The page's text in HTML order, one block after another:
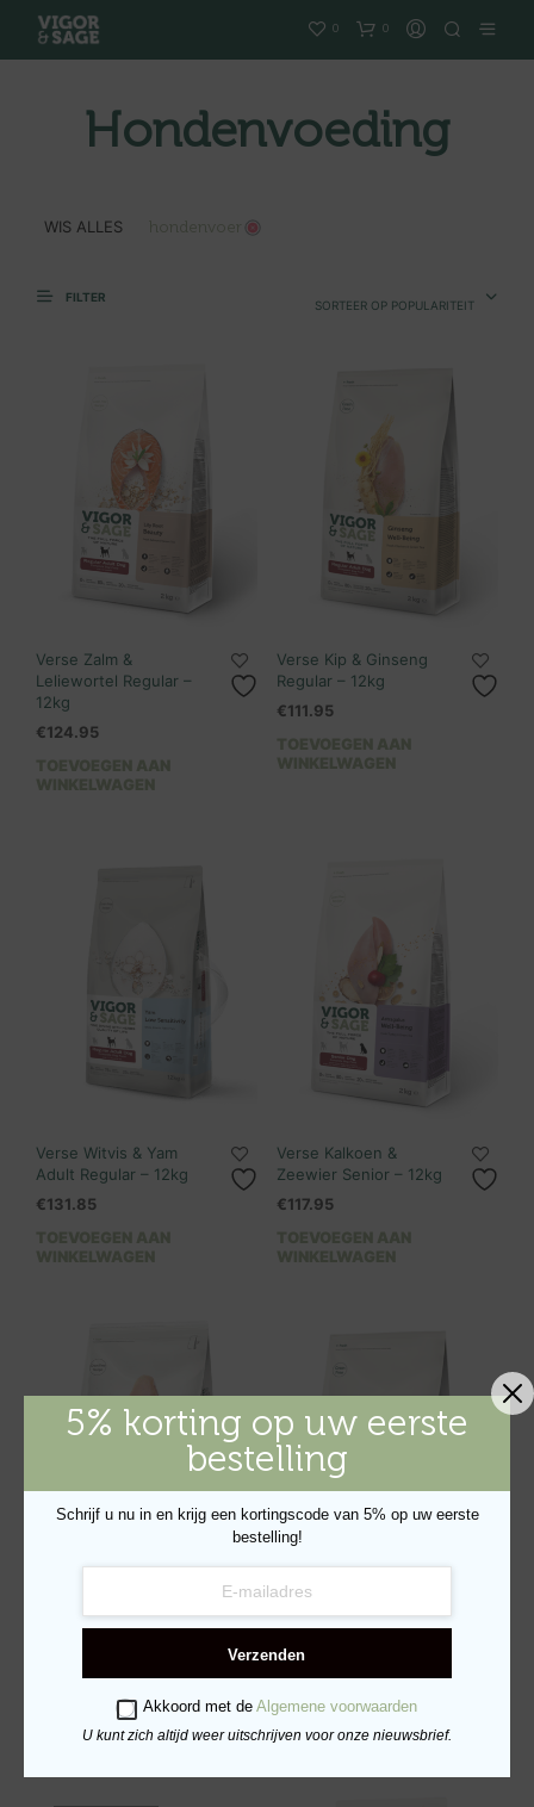
0 0
Hondenvoeding
WIS ALLES hondenvoer
FILTER
SORTEER OP POPULARITEIT
Verse Zalm &
Leliewortel Regular –
12kg
€124.95
TOEVOEGEN AAN
WINKELWAGEN
Verse Kip & Ginseng
Regular – 12kg
€111.95
TOEVOEGEN AAN
WINKELWAGEN
Verse Witvis & Yam
Adult Regular – 12kg
€131.85
TOEVOEGEN AAN
WINKELWAGEN
Verse Kalkoen &
Zeewier Senior – 12kg
€117.95
TOEVOEGEN AAN
WINKELWAGEN
117.95
TOEVOEGEN AAN
WINKELWAGEN
Lotusblad Adult – 12kg
€114.95
TOEVOEGEN AAN
WINKELWAGEN
5% korting op uw eerste
bestelling
Schrijf u nu in en krijg een kortingscode van 5% op uw eerste
bestelling!
Verzenden
Akkoord met deAlgemene voorwaarden
U kunt zich altijd weer uitschrijven voor onze nieuwsbrief.